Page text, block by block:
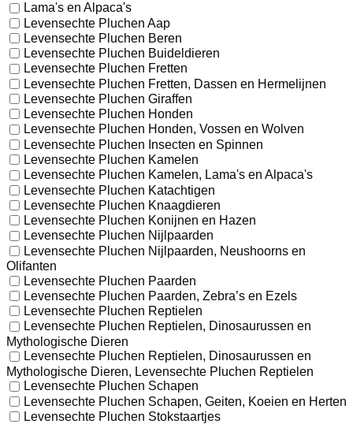
Lama's en Alpaca's
Levensechte Pluchen Aap
Levensechte Pluchen Beren
Levensechte Pluchen Buideldieren
Levensechte Pluchen Fretten
Levensechte Pluchen Fretten, Dassen en Hermelijnen
Levensechte Pluchen Giraffen
Levensechte Pluchen Honden
Levensechte Pluchen Honden, Vossen en Wolven
Levensechte Pluchen Insecten en Spinnen
Levensechte Pluchen Kamelen
Levensechte Pluchen Kamelen, Lama's en Alpaca's
Levensechte Pluchen Katachtigen
Levensechte Pluchen Knaagdieren
Levensechte Pluchen Konijnen en Hazen
Levensechte Pluchen Nijlpaarden
Levensechte Pluchen Nijlpaarden, Neushoorns en
Olifanten
Levensechte Pluchen Paarden
Levensechte Pluchen Paarden, Zebra’s en Ezels
Levensechte Pluchen Reptielen
Levensechte Pluchen Reptielen, Dinosaurussen en
Mythologische Dieren
Levensechte Pluchen Reptielen, Dinosaurussen en
Mythologische Dieren, Levensechte Pluchen Reptielen
Levensechte Pluchen Schapen
Levensechte Pluchen Schapen, Geiten, Koeien en Herten
Levensechte Pluchen Stokstaartjes